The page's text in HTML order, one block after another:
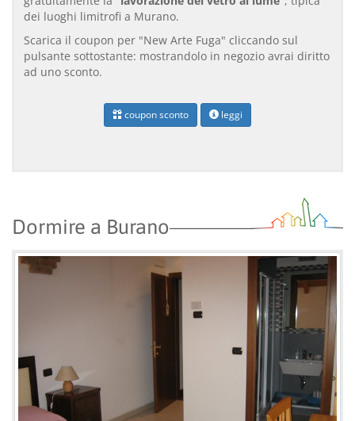
dei luoghi limitrofi a Murano.
Scarica il coupon per "New Arte Fuga" cliccando sul
pulsante sottostante: mostrandolo in negozio avrai diritto
ad uno sconto.
coupon sconto leggi
Dormire a Burano